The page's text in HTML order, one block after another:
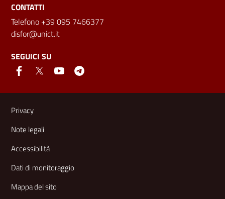
CONTATTI
Telefono +39 095 7466377
disfor@unict.it
SEGUICI SU
Link e informazioni utili
Privacy
Note legali
Accessibilità
Dati di monitoraggio
Mappa del sito